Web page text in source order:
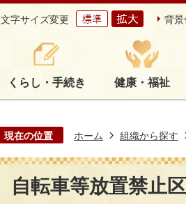
文字サイズ変更 背景
くらし・手続き 健康・福祉
現在の位置 ホーム 組織から探す
自転車等放置禁止